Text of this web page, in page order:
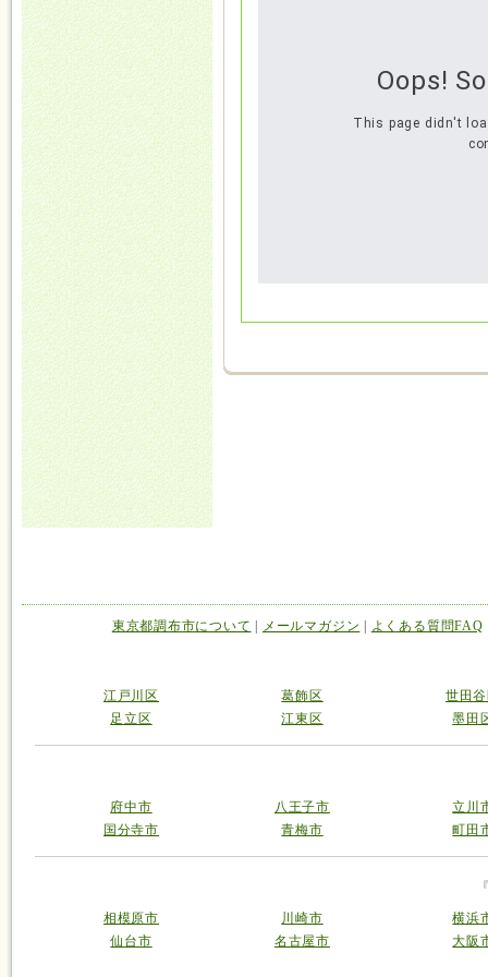
Oops!
This page didn't
東京都調布市について メールマガジン よくある質問FAQ
江戸川区 葛飾区
世田
足立区
江東区 墨田
府中市 八王子市
立川
国分寺市
青梅市 町田
相模原市 川崎市
横浜
仙台市
名古屋市 大阪